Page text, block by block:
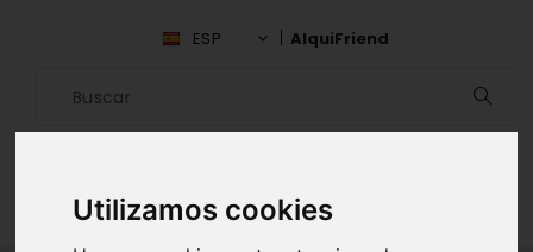
Utilizamos cookies
ESP AlquiFriend